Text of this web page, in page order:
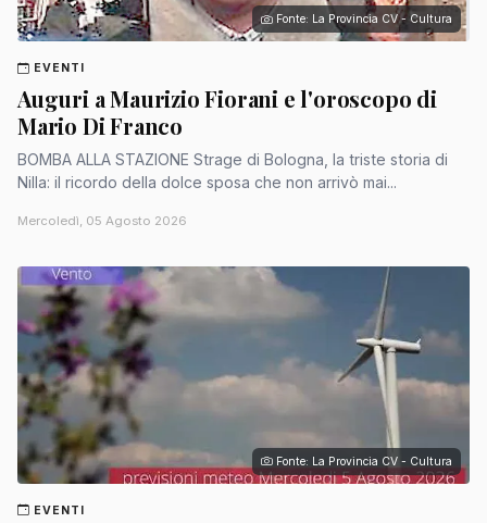
Fonte: La Provincia CV - Cultura
EVENTI
Auguri a Maurizio Fiorani e l'oroscopo di
Mario Di Franco
BOMBA ALLA STAZIONE Strage di Bologna, la triste storia di
Nilla: il ricordo della dolce sposa che non arrivò mai...
Mercoledì, 05 Agosto 2026
Fonte: La Provincia CV - Cultura
EVENTI